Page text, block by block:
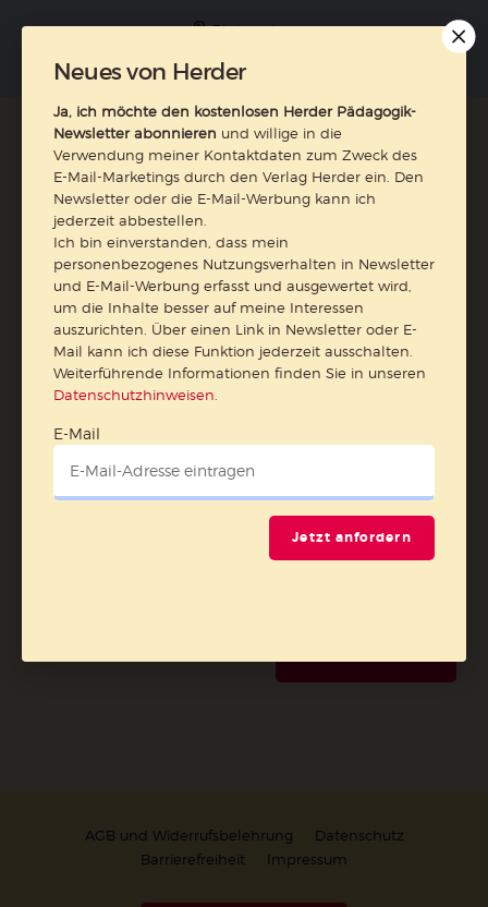
Pinterest
Der pädagogische Ratgeber
Ja, ich möchte den kostenlosen HERDER-Pädagogik-
Newsletter abonnierenund willige in die Verwendung
meiner Kontaktdaten zum Zweck des E-Mail-Marketings
durch den Verlag Herder ein. Den Newsletter oder die E-
Mail-Werbung kann ich jederzeit abbestellen.
Ich bin einverstanden, dass mein personenbezogenes
Nutzungsverhalten in Newsletter und E-Mail-Werbung
erfasst und ausgewertet wird, um die Inhalte besser auf
Newsletter oder E-Mail kann ich diese Funktion jederzeit
Weiterführende Informationen finden Sie in unseren
Datenschutzhinweisen.
AGB und Widerrufsbelehrung
Datenschutz
Barrierefreiheit
Impressum
Neues von Herder
Ja, ich möchte den kostenlosen Herder Pädagogik-
Newsletter abonnieren und willige in die
Verwendung meiner Kontaktdaten zum Zweck des
E-Mail-Marketings durch den Verlag Herder ein. Den
Newsletter oder die E-Mail-Werbung kann ich
jederzeit abbestellen.
Ich bin einverstanden, dass mein
personenbezogenes Nutzungsverhalten in Newsletter
und E-Mail-Werbung erfasst und ausgewertet wird,
um die Inhalte besser auf meine Interessen
auszurichten. Über einen Link in Newsletter oder E-
Mail kann ich diese Funktion jederzeit ausschalten.
Weiterführende Informationen finden Sie in unseren
Datenschutzhinweisen
E-Mail
Jetzt anfordern